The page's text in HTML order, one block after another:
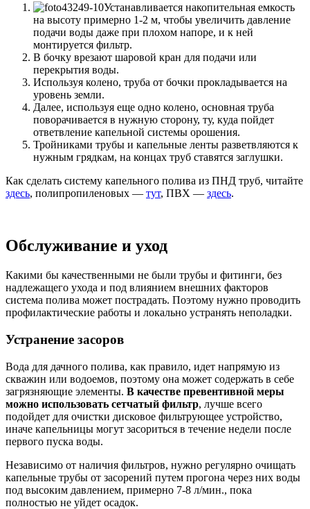
Устанавливается накопительная емкость
на высоту примерно 1-2 м, чтобы увеличить давление
подачи воды даже при плохом напоре, и к ней
монтируется фильтр.
В бочку врезают шаровой кран для подачи или
перекрытия воды.
Используя колено, труба от бочки прокладывается на
уровень земли.
Далее, используя еще одно колено, основная труба
поворачивается в нужную сторону, ту, куда пойдет
ответвление капельной системы орошения.
Тройниками трубы и капельные ленты разветвляются к
нужным грядкам, на концах труб ставятся заглушки.
Как сделать систему капельного полива из ПНД труб, читайте
здесь, полипропиленовых — тут, ПВХ — здесь.
Обслуживание и уход
Какими бы качественными не были трубы и фитинги, без
надлежащего ухода и под влиянием внешних факторов
система полива может пострадать. Поэтому нужно проводить
профилактические работы и локально устранять неполадки.
Устранение засоров
Вода для дачного полива, как правило, идет напрямую из
скважин или водоемов, поэтому она может содержать в себе
загрязняющие элементы. В качестве превентивной меры
можно использовать сетчатый фильтр, лучше всего
подойдет для очистки дисковое фильтрующее устройство,
иначе капельницы могут засориться в течение недели после
первого пуска воды.
Независимо от наличия фильтров, нужно регулярно очищать
капельные трубы от засорений путем прогона через них воды
под высоким давлением, примерно 7-8 л/мин., пока
полностью не уйдет осадок.